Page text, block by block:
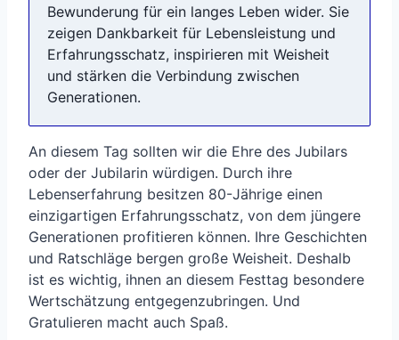
Bewunderung für ein langes Leben wider. Sie
zeigen Dankbarkeit für Lebensleistung und
Erfahrungsschatz, inspirieren mit Weisheit
und stärken die Verbindung zwischen
Generationen.
An diesem Tag sollten wir die Ehre des Jubilars
oder der Jubilarin würdigen. Durch ihre
Lebenserfahrung besitzen 80-Jährige einen
einzigartigen Erfahrungsschatz, von dem jüngere
Generationen profitieren können. Ihre Geschichten
und Ratschläge bergen große Weisheit. Deshalb
ist es wichtig, ihnen an diesem Festtag besondere
Wertschätzung entgegenzubringen. Und
Gratulieren macht auch Spaß.